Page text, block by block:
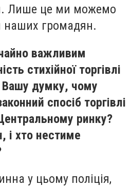
Лише це ми можемо
наших громадян.
важливим
стихійної торгівлі
Вашу думку, чому
спосіб торгівлі
ринку?
і хто нестиме
у цьому поліція,